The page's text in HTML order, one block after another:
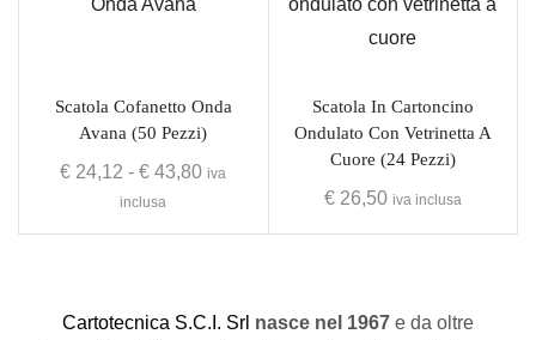
Scatola Cofanetto Onda
Avana (50 Pezzi)
€ 24,12 - € 43,80 iva
inclusa
Scatola In Cartoncino
Ondulato Con Vetrinetta A
Cuore (24 Pezzi)
€26,50 iva inclusa
Cartotecnica S.C.I. Srl nasce nel 1967 e da oltre